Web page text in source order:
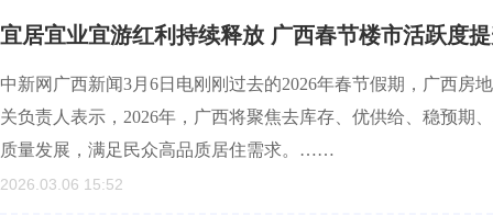
宜居宜业宜游红利持续释放 广西春节楼市活跃度
中新网广西新闻3月6日电刚刚过去的2026年春节假期，广西房
关负责人表示，2026年，广西将聚焦去库存、优供给、稳预期
质量发展，满足民众高品质居住需求。……
2026.03.06 15:52